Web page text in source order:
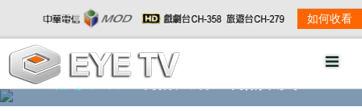
如何收看
精彩影音 劇情大綱